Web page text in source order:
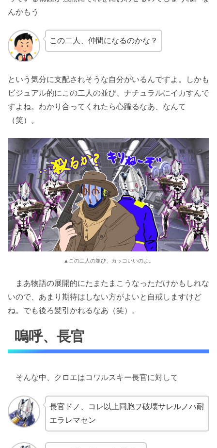
んかもう
この二人、仲間になるのかな？
という気分に支配されそうな自分がいるんですよ。しかも
ビジュアル的にこの二人の並び、ナチュラルにイカすんで
すよね。わかり合ってくれたら心躍るなあ、なんて
（笑）。
▲この二人の並び、カッコいいのよ。
まあ物語の展開的にたまたまこうなっただけかもしれな
いので、あまり期待はしない方がよいと自戒しますけど
ね。でも後ろ髪引かれるなあ（笑）。
嗚呼、長官
そんな中、クロエはコワルスキー長官に対して
長官ドノ、コレ以上同胞ヲ破壊サレルノハ耐
エラレマセン